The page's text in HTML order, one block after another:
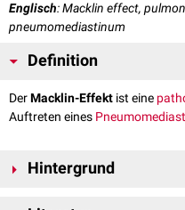
Englisch: Macklin effect,
pneumomediastinum
Definition
DerMacklin-Effekt ist eine
Auftreten eines
Hintergrund